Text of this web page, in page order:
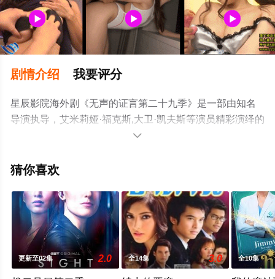
剧情介绍 我要评分
星辰影院海外剧《无声的证言第二十九季》是一部由知名
导演执导，艾米莉娅·福克斯,大卫·凯夫斯等演员精彩演绎的
英国电视剧，大结局剧情已揭晓（全10集），手机免费观
关信息可移步至豆瓣电视剧、电视猫或剧情网等平台了

猜你喜欢
更新至02集 2.0 全14集 3.0 全10集